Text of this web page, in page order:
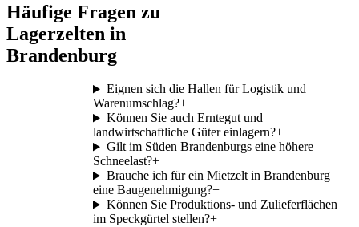
Häufige Fragen zu
Lagerzelten in
Brandenburg
Eignen sich die Hallen für Logistik und
Warenumschlag?+
Können Sie auch Erntegut und
landwirtschaftliche Güter einlagern?+
Gilt im Süden Brandenburgs eine höhere
Schneelast?+
Brauche ich für ein Mietzelt in Brandenburg
eine Baugenehmigung?+
Können Sie Produktions- und Zulieferflächen
im Speckgürtel stellen?+